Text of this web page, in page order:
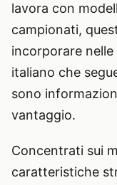
lavora con
campionati,
incorporare
italiano che
sono
vantaggio.
Concentrati sui
caratteristiche